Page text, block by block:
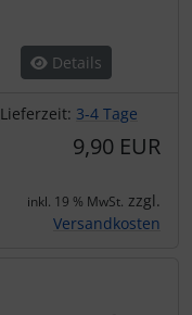
Details
Lieferzeit: 3-4 Tage
9,90 EUR
inkl. 19 % MwSt. zzgl.
Versandkosten